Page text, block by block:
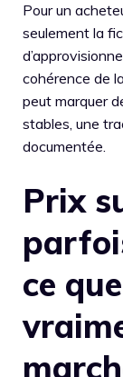
Pour un
seulement la
cohérence de
peut marquer
stables, une
documentée.
Prix
ce